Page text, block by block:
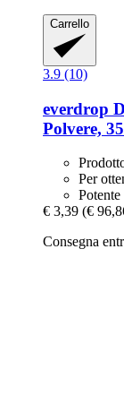
Carrello
3.9 (10)
everdrop
Polvere,
Per
€ 3,39 (€
Consegna